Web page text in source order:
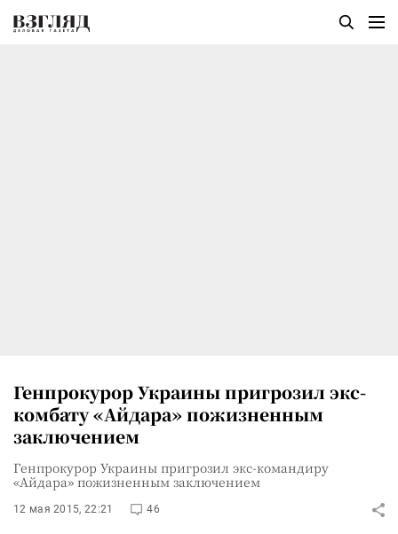
Генпрокурор Украины пригрозил экс-
комбату «Айдара» пожизненным
заключением
Генпрокурор Украины пригрозил экс-командиру
«Айдара» пожизненным заключением
12 мая 2015, 22:21 46